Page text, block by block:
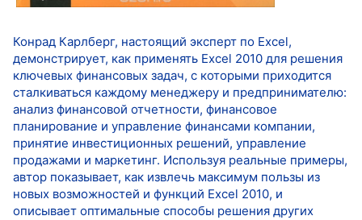
Конрад Карлберг, настоящий эксперт по Excel,
демонстрирует, как применять Excel 2010 для решения
ключевых финансовых задач, с которыми приходится
сталкиваться каждому менеджеру и предпринимателю:
анализ финансовой отчетности, финансовое
планирование и управление финансами компании,
принятие инвестиционных решений, управление
продажами и маркетинг. Используя реальные примеры,
автор показывает, как извлечь максимум пользы из
новых возможностей и функций Excel 2010, и
описывает оптимальные способы решения других